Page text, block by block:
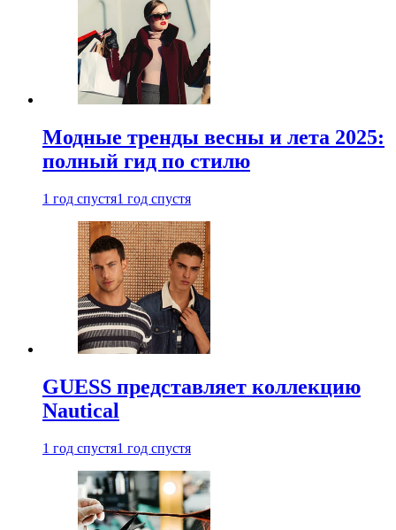
Модные тренды весны и лета 2025:
полный гид по стилю
1 год спустя1 год спустя
GUESS представляет коллекцию
Nautical
1 год спустя1 год спустя